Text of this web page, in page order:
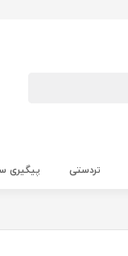
تردستی پیگیری